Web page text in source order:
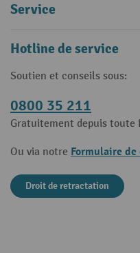
Service
Hotline de service
Soutien et conseils sous:
0800 35 211
Gratuitement depuis toute
Ou via notre Formulaire
Droit de retractation